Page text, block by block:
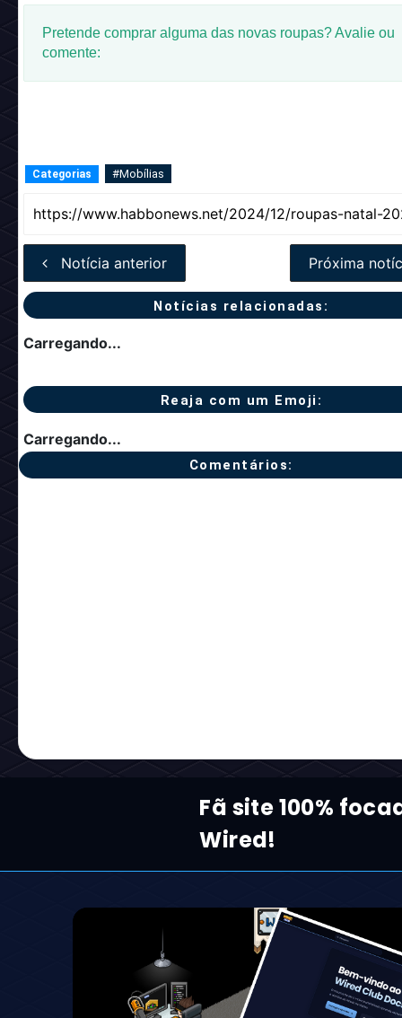
Pretende comprar alguma das novas roupas? Avalie ou
comente:
Categorias #Mobílias
Notícia anterior Próxima
Notícias relacionadas:
Carregando...
Reaja com um Emoji:
Carregando...
Comentários:
Fã site 100%
Wired!